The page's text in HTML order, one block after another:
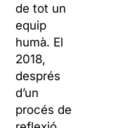
de tot un
equip
humà. El
2018,
després
d’un
procés de